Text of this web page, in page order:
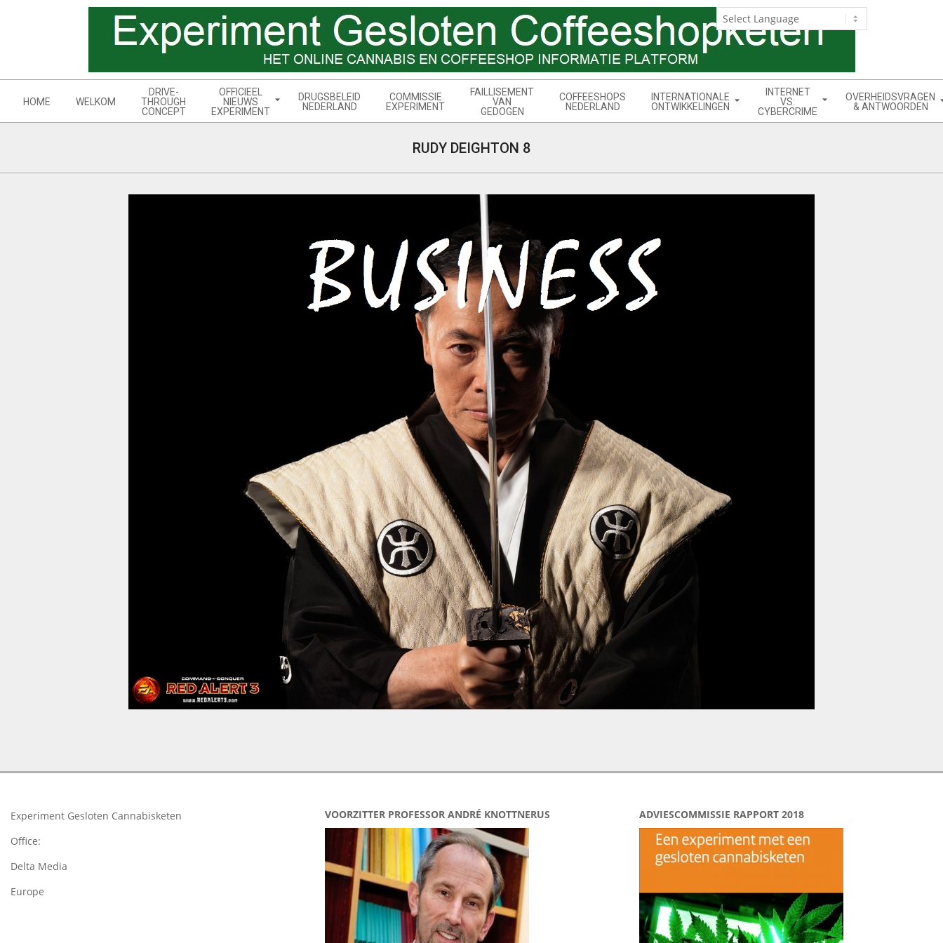
Menu
HOME WELKOM
DRIVE-
THROUGH
CONCEPT
OFFICIEEL
NIEUWS
EXPERIMENT
DRUGSBELEID
NEDERLAND
COMMISSIE
EXPERIMENT
FAILLISEMENT
VAN
GEDOGEN
COFFEESHOPS
NEDERLAND
INTERNATIONALE
ONTWIKKELINGEN
INTERNET
VS:
CYBERCRIME
OVERHEIDSVRAGEN
& ANTWOORDEN
RUDY DEIGHTON 8
05-
Experiment Gesloten Cannabisketen
Office:
Delta Media
Europe
VOORZITTER PROFESSOR ANDRÉ KNOTTNERUS ADVIESCOMMISSIE RAPPORT 2018